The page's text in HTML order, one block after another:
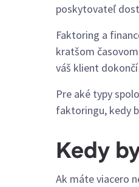
poskytovateľ
Faktoring a
kratšom
váš klient
Pre aké typy
faktoringu, kedy
Kedy
Ak máte viacero